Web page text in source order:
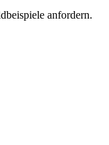
anfordern.